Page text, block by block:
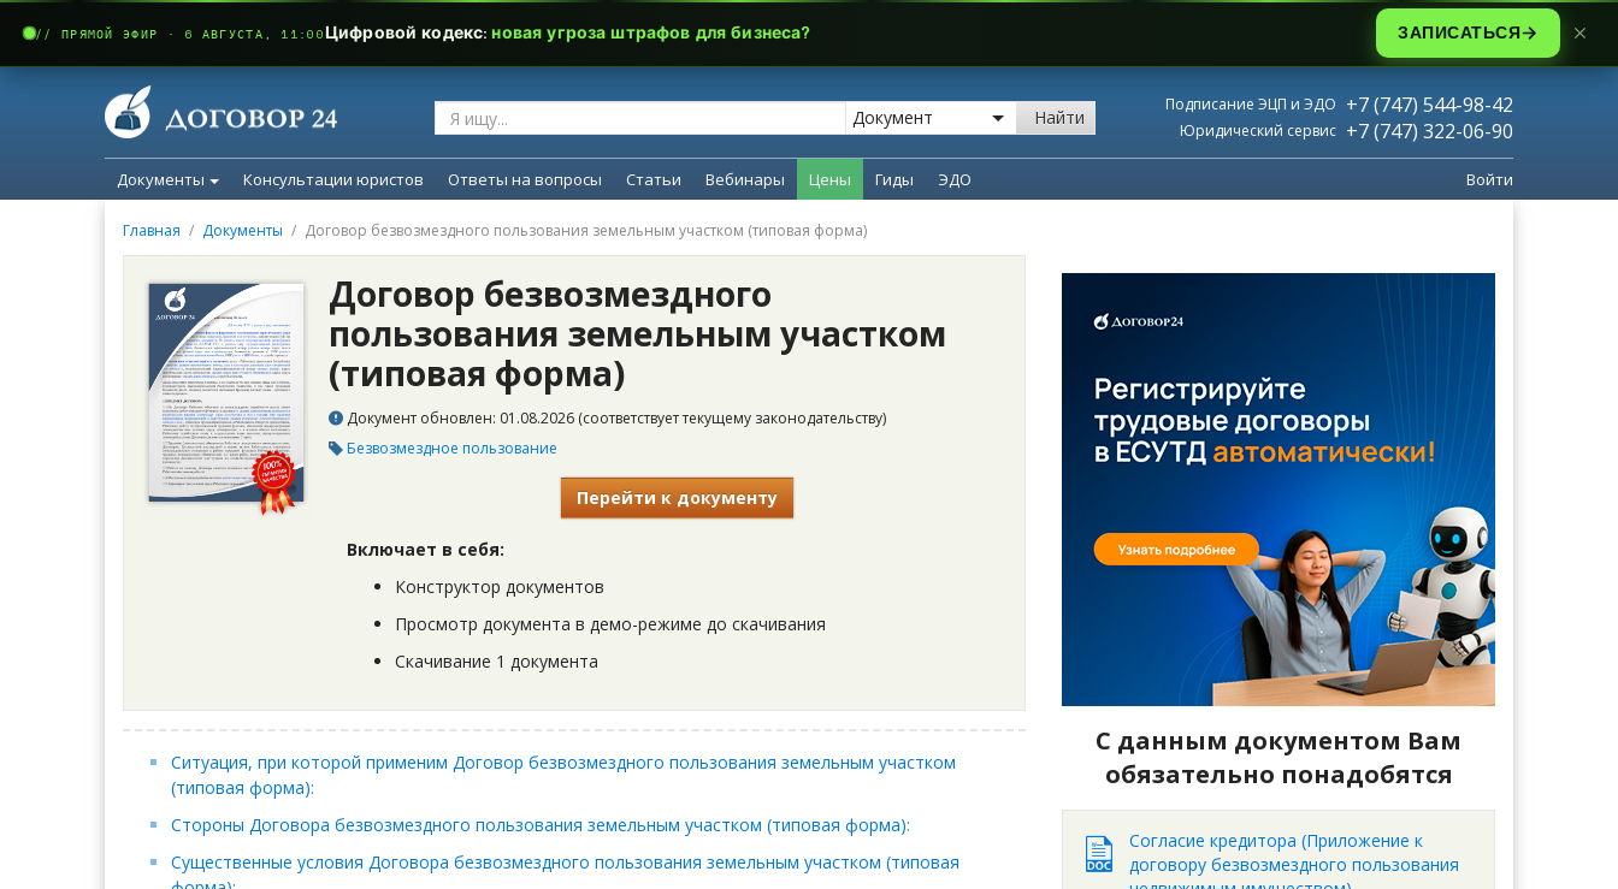
Найти
Подписание ЭЦП и ЭДО +7 (747) 544-98-42
Юридический сервис +7 (747) 322-06-90
Документы Консультации юристов Ответы на вопросы Статьи Вебинары Цены Гиды ЭДО Войти
Главная Документы Договор безвозмездного пользования земельным участком (типовая форма)
Договор безвозмездного
пользования земельным участком
(типовая форма)
Документ обновлен: 01.08.2026 (соответствует текущему законодательству)
Безвозмездное пользование
Перейти к документу
Включает в себя:
Конструктор документов
Просмотр документа в демо-режиме до скачивания
Скачивание 1 документа
Ситуация, при которой применим Договор безвозмездного пользования земельным участком
(типовая форма):
Стороны Договора безвозмездного пользования земельным участком (типовая форма):
Существенные условия Договора безвозмездного пользования земельным участком (типовая
С данным документом Вам
обязательно понадобятся
Согласие кредитора (Приложение к
договору безвозмездного пользования
// ПРЯМОЙ ЭФИР · 6 АВГУСТА, 11:00Цифровой кодекс:новая угроза штрафов для бизнеса? ЗАПИСАТЬСЯ